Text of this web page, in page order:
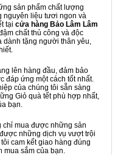
sản phẩm chất lượng
nguyên liệu tươi ngon và
tại cửa hàng Bảo Lâm Lâm
chất thủ công và độc
dành tặng người thân yêu,
lên hàng đầu, đảm bảo
đáp ứng một cách tốt nhất.
của chúng tôi sẵn sàng
Giỏ quà tết phù hợp nhất,
bạn.
chỉ mua được những sản
những dịch vụ vượt trội
cam kết giao hàng đúng
mua sắm của bạn.